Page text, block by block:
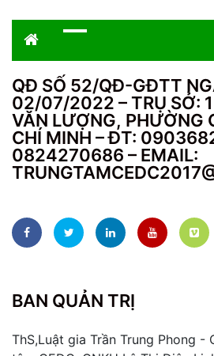
QĐ SỐ 52/QĐ-GĐTT
02/07/2022 – TRỤ SỞ:
VĂN LƯỢNG, PHƯỜNG
CHÍ MINH – ĐT:
0824270686 – EMAIL:
BAN QUẢN TRỊ
ThS,Luật gia Trần Trung Phong -